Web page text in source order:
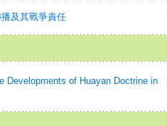
及其戰爭責任
Developments of Huayan Doctrine in